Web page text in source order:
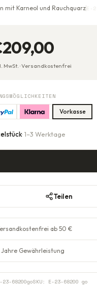
mit Karneol und RauchquarzE-
MwSt. ·Versandkostenfrei
Vorkasse
· 1–3 Werktage
Teilen
ab 50 €
Jahre Gewährleistung
23-68200goSKU: E-23-68200 go